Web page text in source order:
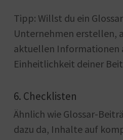
Tipp: Willst du ein
Unternehmen erstellen,
aktuellen Informationen
Einheitlichkeit deiner
6. Checklisten
Ähnlich wie Glossar-
dazu da, Inhalte auf